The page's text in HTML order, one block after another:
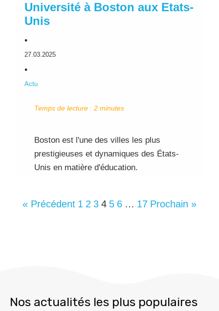
Université à Boston aux Etats-
Unis
•
27.03.2025
•
Actu
Temps de lecture : 2 minutes
Boston est l'une des villes les plus
prestigieuses et dynamiques des États-
Unis en matière d'éducation.
« Précédent 1 2 3 4 5 6 … 17 Prochain »
Nos actualités les plus populaires